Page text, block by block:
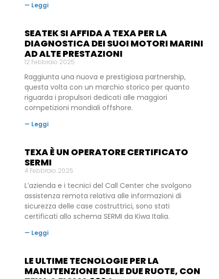
— Leggi
SEATEK SI AFFIDA A TEXA PER LA
DIAGNOSTICA DEI SUOI MOTORI MARINI
AD ALTE PRESTAZIONI
12 Febbraio 2025
Raggiunta una nuova e prestigiosa partnership,
questa volta con un marchio storico per quanto
riguarda i propulsori dedicati alle maggiori
competizioni mondiali offshore.
— Leggi
TEXA È UN OPERATORE CERTIFICATO
SERMI
4 Febbraio 2025
L’azienda e i tecnici del Call Center che svolgono
assistenza remota relativa alle informazioni di
sicurezza delle case costruttrici, sono stati
certificati allo schema SERMI da Kiwa Italia.
— Leggi
LE ULTIME TECNOLOGIE PER LA
MANUTENZIONE DELLE DUE RUOTE, CON